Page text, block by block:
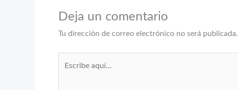
Deja un comentario
Tu dirección de correo electrónico no será publicada.